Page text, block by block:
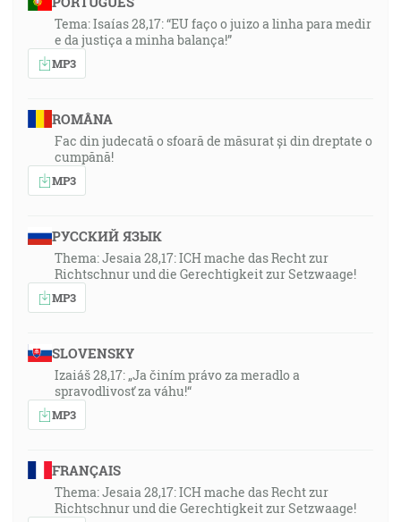
Tema: Isaías 28,17: “EU faço o juizo a linha para medir
e da justiça a minha balança!”
MP3
ROMÂNA
Fac din judecată o sfoară de măsurat și din dreptate o
cumpănă!
MP3
РУССКИЙ ЯЗЫК
Thema: Jesaia 28,17: ICH mache das Recht zur
Richtschnur und die Gerechtigkeit zur Setzwaage!
MP3
SLOVENSKY
Izaiáš 28,17: „Ja činím právo za meradlo a
spravodlivosť za váhu!“
MP3
FRANÇAIS
Thema: Jesaia 28,17: ICH mache das Recht zur
Richtschnur und die Gerechtigkeit zur Setzwaage!